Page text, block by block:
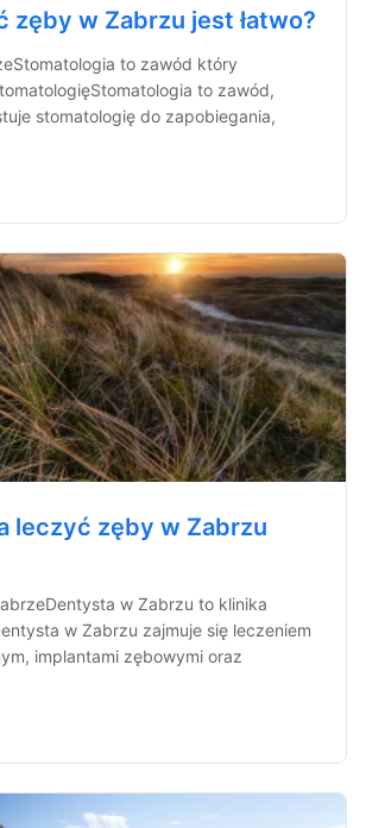
zęby w Zabrzu jest łatwo?
to zawód który
to zawód,
stomatologię do zapobiegania,
leczyć zęby w Zabrzu
w Zabrzu to klinika
w Zabrzu zajmuje się leczeniem
implantami zębowymi oraz